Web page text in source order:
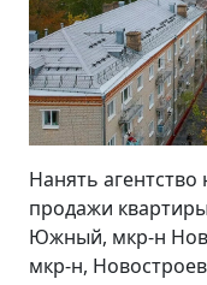
Нанять
продажи
Южный, мкр-н
мкр-н,